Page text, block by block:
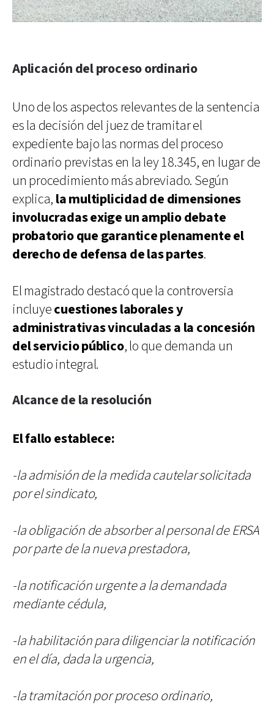
Aplicación del proceso ordinario
Uno de los aspectos relevantes de la sentencia
es la decisión del juez de tramitar el
expediente bajo las normas del proceso
ordinario previstas en la ley 18.345, en lugar de
un procedimiento más abreviado. Según
explica, la multiplicidad de dimensiones
involucradas exige un amplio debate
probatorio que garantice plenamente el
derecho de defensa de las partes.
El magistrado destacó que la controversia
incluyecuestiones laborales y
administrativas vinculadas a la concesión
del servicio público, lo que demanda un
estudio integral.
Alcance de la resolución
El fallo establece:
-la admisión de la medida cautelar solicitada
por el sindicato,
-la obligación de absorber al personal de ERSA
por parte de la nueva prestadora,
-la notificación urgente a la demandada
mediante cédula,
-la habilitación para diligenciar la notificación
en el día, dada la urgencia,
-la tramitación por proceso ordinario,